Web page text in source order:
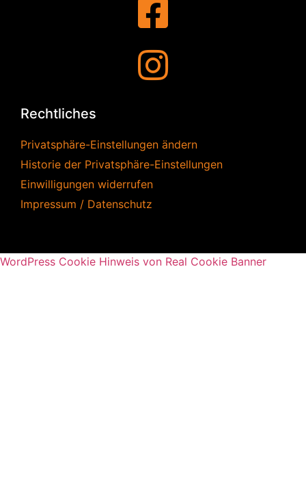
Rechtliches
Privatsphäre-Einstellungen ändern
Historie der Privatsphäre-Einstellungen
Einwilligungen widerrufen
Impressum / Datenschutz
WordPress Cookie Hinweis von Real Cookie Banner